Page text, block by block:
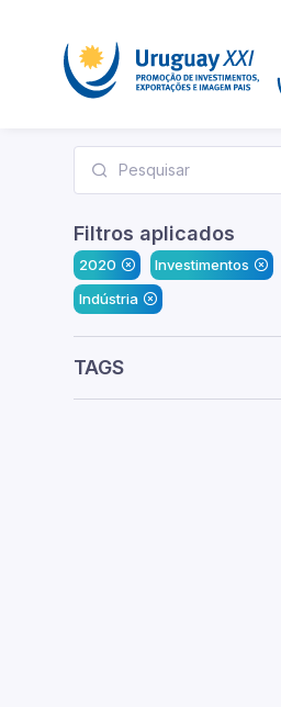
Filtros aplicados
2020
Investimentos
Indústria
TAGS